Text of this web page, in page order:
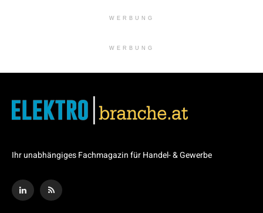
WERBUNG
WERBUNG
Ihr unabhängiges Fachmagazin für Handel- & Gewerbe